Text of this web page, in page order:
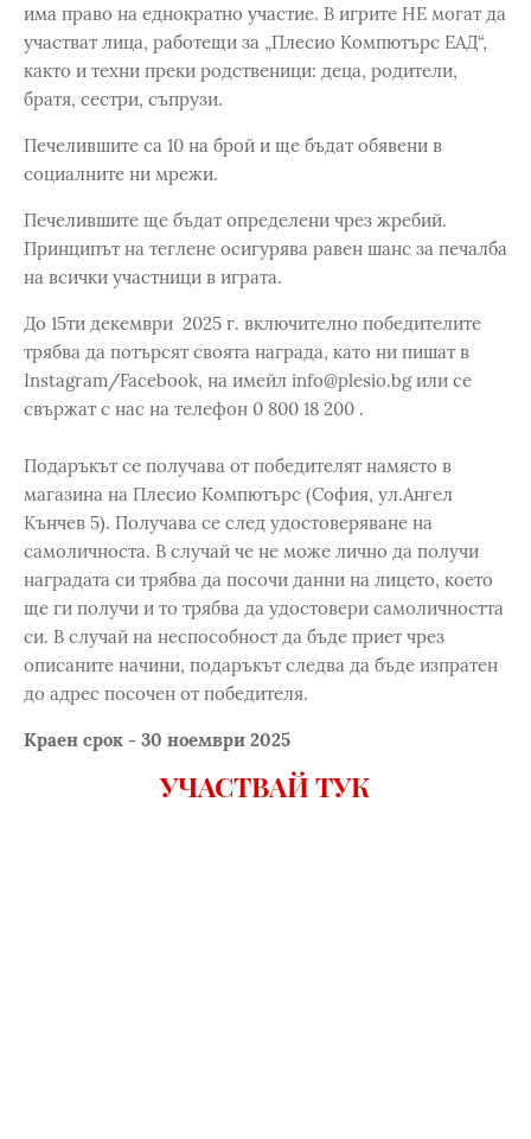
има право на еднократно участие. В игрите НЕ могат да
участват лица, работещи за „Плесио Компютърс ЕАД“,
както и техни преки родственици: деца, родители,
братя, сестри, съпрузи.
Печелившите са 10 на брой и ще бъдат обявени в
социалните ни мрежи.
Печелившите ще бъдат определени чрез жребий.
Принципът на теглене осигурява равен шанс за печалба
на всички участници в играта.
До 15ти декември 2025 г. включително победителите
трябва да потърсят своята награда, като ни пишат в
Instagram/Facebook, на имейл info@plesio.bg или се
свържат с нас на телефон 0 800 18 200 .
Подаръкът се получава от победителят намясто в
магазина на Плесио Компютърс (София, ул.Ангел
Кънчев 5). Получава се след удостоверяване на
самоличноста. В случай че не може лично да получи
наградата си трябва да посочи данни на лицето, което
ще ги получи и то трябва да удостовери самоличността
си. В случай на неспособност да бъде приет чрез
описаните начини, подаръкът следва да бъде изпратен
до адрес посочен от победителя.
Краен срок - 30 ноември 2025
УЧАСТВАЙ ТУК